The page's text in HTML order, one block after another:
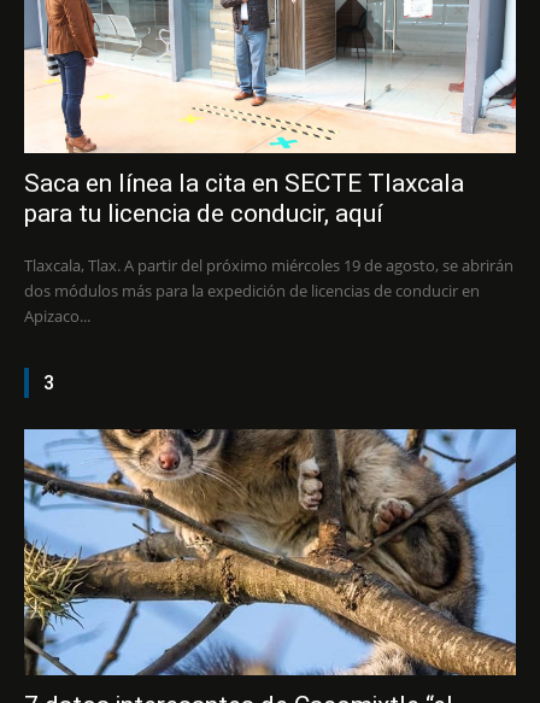
Saca en línea la cita en SECTE Tlaxcala
para tu licencia de conducir, aquí
Tlaxcala, Tlax. A partir del próximo miércoles 19 de agosto, se abrirán
dos módulos más para la expedición de licencias de conducir en
Apizaco...
3